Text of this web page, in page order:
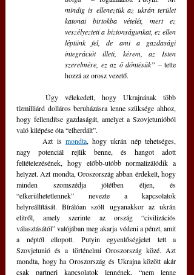
mindig is elleneztük az ukrán terület
katonai birtokba vételét, mert ez
veszélyezteti a biztonságunkat, ez ellen
léptünk fel, de ami a gazdasági
integrációt illeti, kérem, az Isten
szerelmére, ez az ő döntésük” – tette
hozzá az orosz vezető.
tízmilliárd dolláros beruházásra lenne szüksége ahhoz,
hogy fellendítse gazdaságát, amelyet a Szovjetunióból
való kilépése óta “elherdált”.
	Azt is
mondta, hogy ukrán nép tehetséges,
nagy potenciál rejlik benne, és hangot adott
feltételezésének, hogy előbb-utóbb normalizálódik a
helyzet. Azt mondta, Oroszország abban érdekelt, hogy
minden szomszédja jólétben éljen, és
“elkerülhetetlennek” nevezte a kapcsolatok
helyreállítását. Bírálóan szólt ugyanakkor az ukrán
elitről, amely szerinte az ország “civilizációs
választásától” valójában meg akarja védeni a pénzt, amit
a néptől ellopott. Putyin egyenlőségjelet tett a
Szovjetunió és a történelmi Oroszország közé. Azt
mondta, hogy ha Oroszország és Ukrajna között akár
csak partneri kapcsolatok lennének, “nem lenne